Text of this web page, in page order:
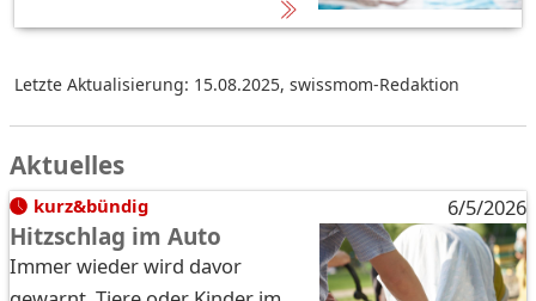
Letzte Aktualisierung: 15.08.2025, swissmom-Redaktion
Aktuelles
kurz&bündig 6/5/2026
Hitzschlag im Auto
Immer wieder wird davor